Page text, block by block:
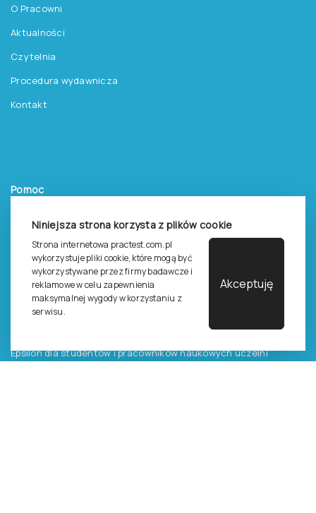
Niniejsza strona korzysta z plików cookie
Strona internetowa practest.com.pl
wykorzystuje pliki cookie, które mogą być
wykorzystywane przez firmy badawcze i
reklamowe w celu zapewnienia
maksymalnej wygody w korzystaniu z
serwisu.
Akceptuję
O Pracowni
Aktualności
Czytelnia
Procedura wydawnicza
Kontakt
Pomoc
Zasady sprzedaży testów i książek
Zasady sprzedaży e-testów
Cennik i katalog
Zasady zapisów na szkolenia
Epsilon dla studentów i pracowników naukowych uczelni